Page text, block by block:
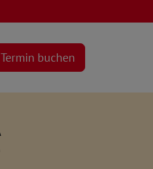
Termin buchen